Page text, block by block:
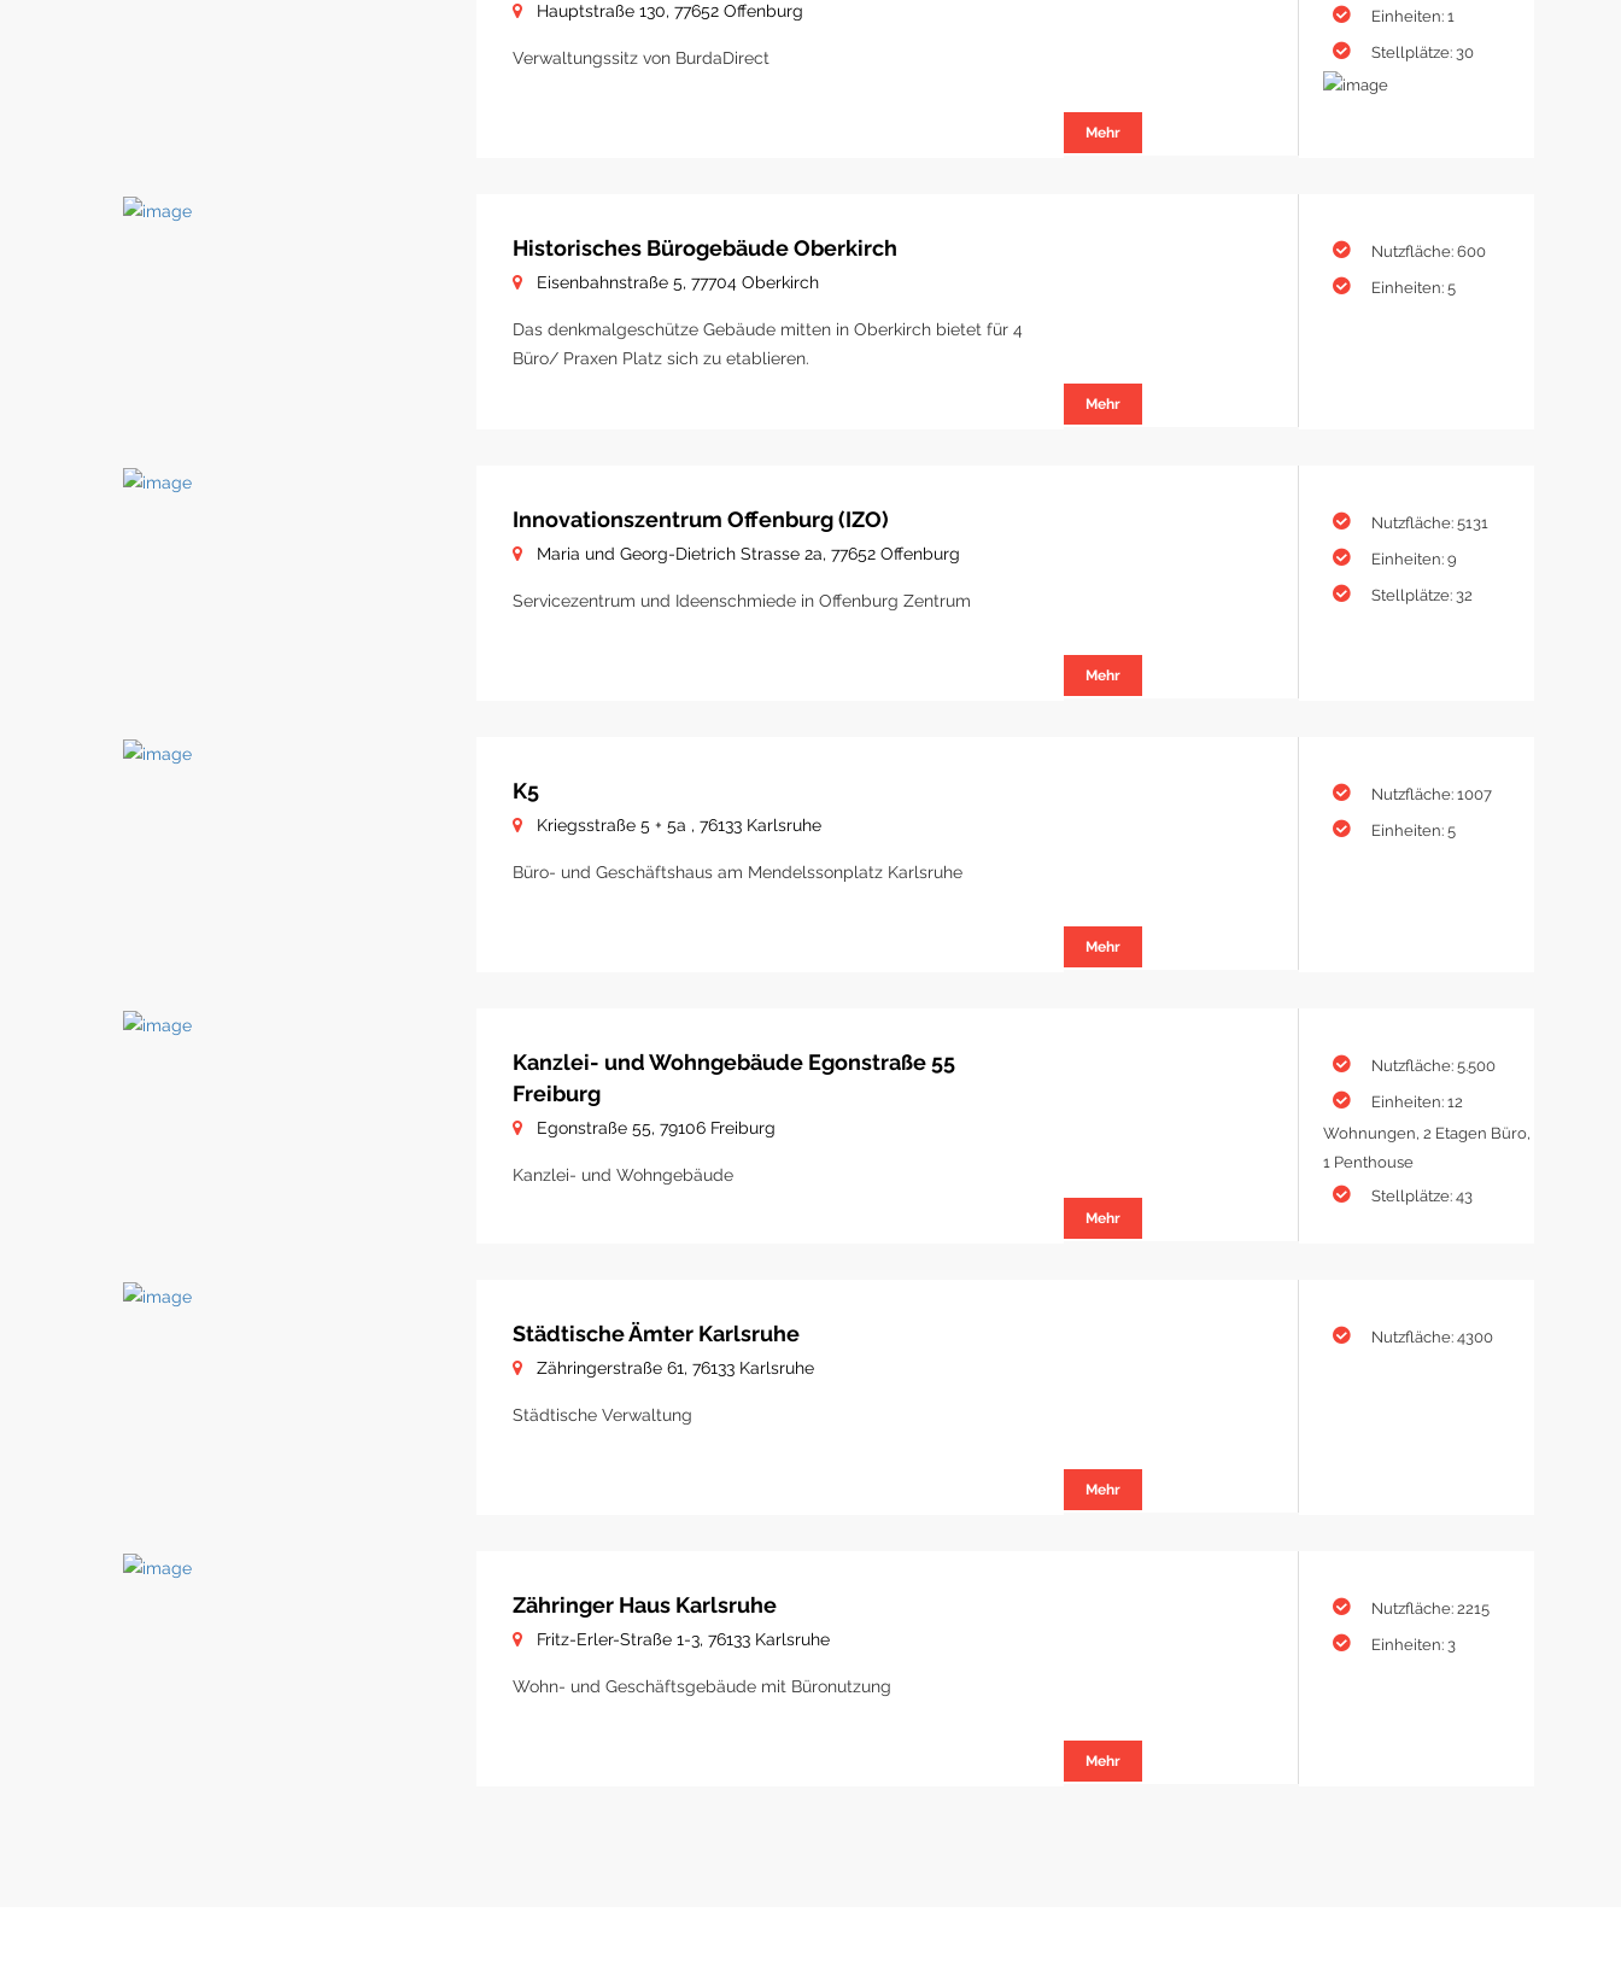
Hauptstraße 130, 77652 Offenburg
Verwaltungssitz von BurdaDirect
Mehr
Einheiten: 1
Stellplätze: 30
Historisches Bürogebäude Oberkirch
Eisenbahnstraße 5, 77704 Oberkirch
Das denkmalgeschütze Gebäude mitten in Oberkirch bietet für 4
Büro/ Praxen Platz sich zu etablieren.
Mehr
Nutzfläche: 600
Einheiten: 5
Innovationszentrum Offenburg (IZO)
Maria und Georg-Dietrich Strasse 2a, 77652 Offenburg
Servicezentrum und Ideenschmiede in Offenburg Zentrum
Mehr
Nutzfläche: 5131
Einheiten: 9
Stellplätze: 32
K5
Kriegsstraße 5 + 5a , 76133 Karlsruhe
Büro- und Geschäftshaus am Mendelssonplatz Karlsruhe
Mehr
Nutzfläche: 1007
Einheiten: 5
Kanzlei- und Wohngebäude Egonstraße 55
Freiburg
Egonstraße 55, 79106 Freiburg
Kanzlei- und Wohngebäude
Mehr
Nutzfläche: 5.500
Einheiten: 12
Wohnungen, 2 Etagen Büro,
1 Penthouse
Stellplätze: 43
Städtische Ämter Karlsruhe
Zähringerstraße 61, 76133 Karlsruhe
Städtische Verwaltung
Mehr
Nutzfläche: 4300
Zähringer Haus Karlsruhe
Fritz-Erler-Straße 1-3, 76133 Karlsruhe
Wohn- und Geschäftsgebäude mit Büronutzung
Mehr
Nutzfläche: 2215
Einheiten: 3